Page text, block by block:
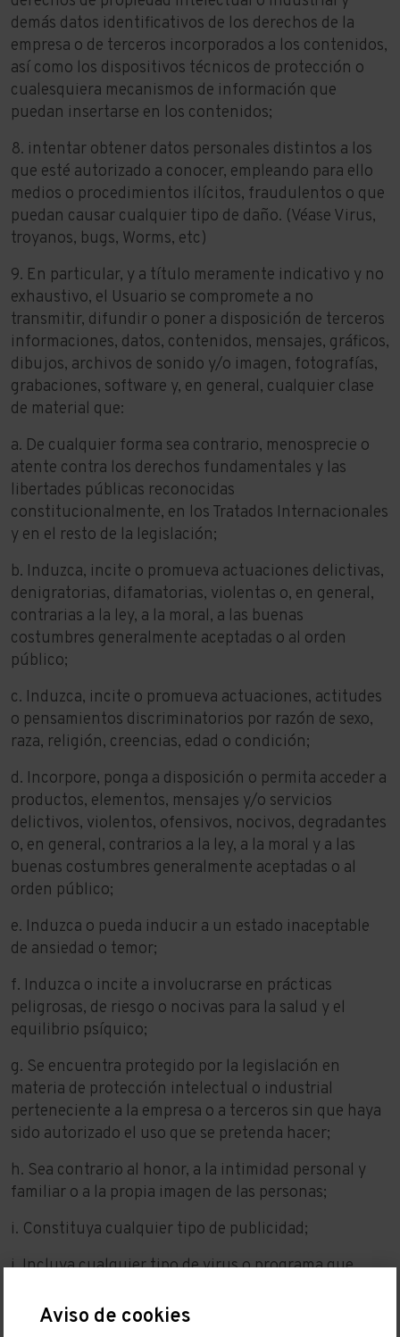
demás datos identificativos de los derechos de la
empresa o de terceros incorporados a los contenidos,
así como los dispositivos técnicos de protección o
cualesquiera mecanismos de información que
puedan insertarse en los contenidos;
8. intentar obtener datos personales distintos a los
que esté autorizado a conocer, empleando para ello
medios o procedimientos ilícitos, fraudulentos o que
puedan causar cualquier tipo de daño. (Véase Virus,
troyanos, bugs, Worms, etc)
9. En particular, y a título meramente indicativo y no
exhaustivo, el Usuario se compromete a no
transmitir, difundir o poner a disposición de terceros
informaciones, datos, contenidos, mensajes, gráficos,
dibujos, archivos de sonido y/o imagen, fotografías,
grabaciones, software y, en general, cualquier clase
de material que:
a. De cualquier forma sea contrario, menosprecie o
atente contra los derechos fundamentales y las
libertades públicas reconocidas
constitucionalmente, en los Tratados Internacionales
y en el resto de la legislación;
b. Induzca, incite o promueva actuaciones delictivas,
denigratorias, difamatorias, violentas o, en general,
contrarias a la ley, a la moral, a las buenas
costumbres generalmente aceptadas o al orden
público;
c. Induzca, incite o promueva actuaciones, actitudes
o pensamientos discriminatorios por razón de sexo,
raza, religión, creencias, edad o condición;
d. Incorpore, ponga a disposición o permita acceder a
productos, elementos, mensajes y/o servicios
delictivos, violentos, ofensivos, nocivos, degradantes
o, en general, contrarios a la ley, a la moral y a las
buenas costumbres generalmente aceptadas o al
orden público;
e. Induzca o pueda inducir a un estado inaceptable
de ansiedad o temor;
f. Induzca o incite a involucrarse en prácticas
peligrosas, de riesgo o nocivas para la salud y el
equilibrio psíquico;
g. Se encuentra protegido por la legislación en
materia de protección intelectual o industrial
perteneciente a la empresa o a terceros sin que haya
sido autorizado el uso que se pretenda hacer;
h. Sea contrario al honor, a la intimidad personal y
familiar o a la propia imagen de las personas;
i. Constituya cualquier tipo de publicidad;
j. Incluya cualquier tipo de virus o programa que
5.- RESPONSABILIDADES
Aviso de cookies